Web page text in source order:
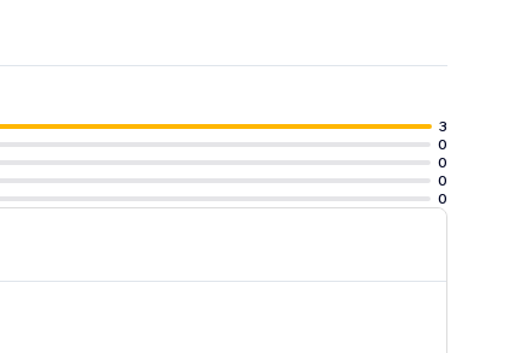
3
0
0
0
0